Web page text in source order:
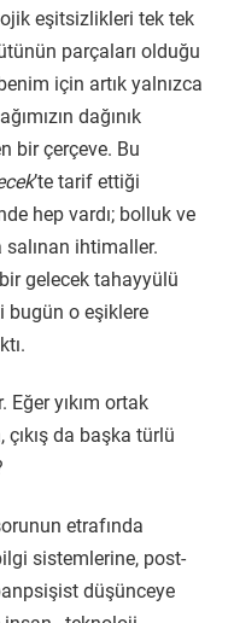
eşitsizlikleri tek tek
parçaları olduğu
için artık yalnızca
dağınık
bir çerçeve. Bu
’te tarif ettiği
hep vardı; bolluk ve
salınan ihtimaller.
gelecek tahayyülü
bugün o eşiklere
Eğer yıkım ortak
da başka türlü
etrafında
sistemlerine, post-
düşünceye